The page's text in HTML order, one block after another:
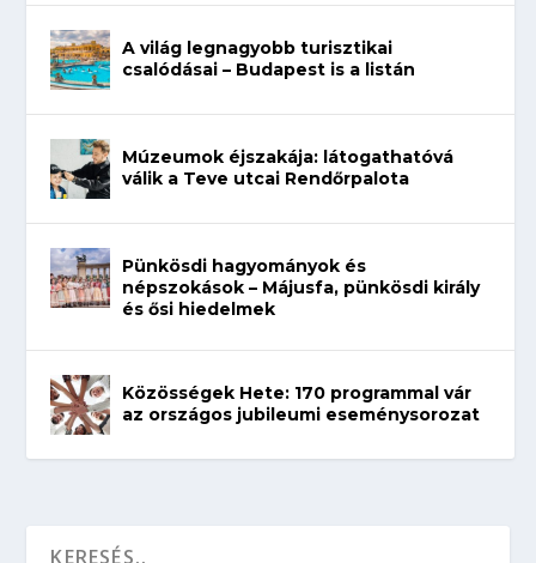
A világ legnagyobb turisztikai
csalódásai – Budapest is a listán
Múzeumok éjszakája: látogathatóvá
válik a Teve utcai Rendőrpalota
Pünkösdi hagyományok és
népszokások – Májusfa, pünkösdi király
és ősi hiedelmek
Közösségek Hete: 170 programmal vár
az országos jubileumi eseménysorozat